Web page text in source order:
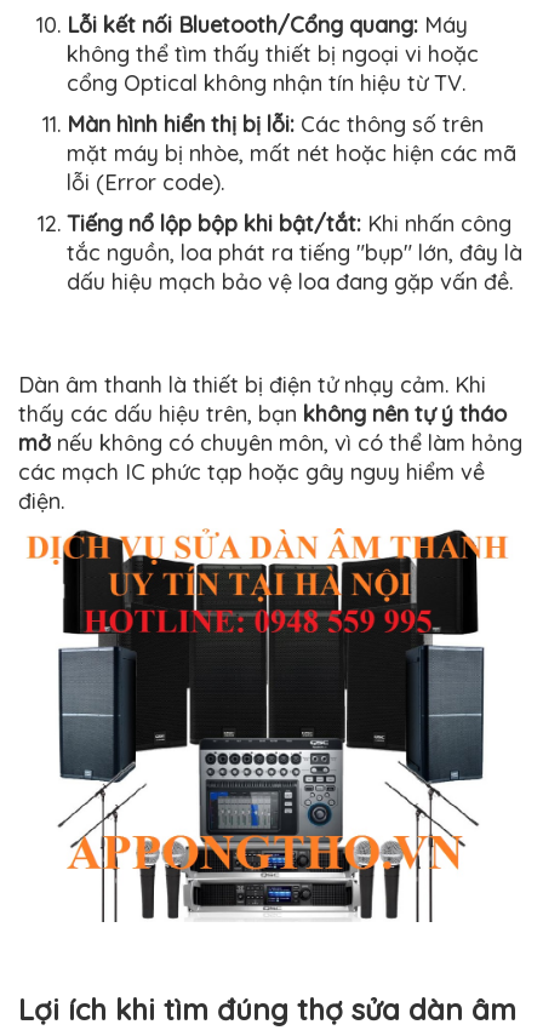
Lỗi kết nối Bluetooth/Cổng quang: Máy
không thể tìm thấy thiết bị ngoại vi hoặc
cổng Optical không nhận tín hiệu từ TV.
Màn hình hiển thị bị lỗi: Các thông số trên
mặt máy bị nhòe, mất nét hoặc hiện các mã
lỗi (Error code).
Tiếng nổ lộp bộp khi bật/tắt: Khi nhấn công
tắc nguồn, loa phát ra tiếng "bụp" lớn, đây là
dấu hiệu mạch bảo vệ loa đang gặp vấn đề.
Dàn âm thanh là thiết bị điện tử nhạy cảm. Khi
thấy các dấu hiệu trên, bạn không nên tự ý tháo
mở nếu không có chuyên môn, vì có thể làm hỏng
các mạch IC phức tạp hoặc gây nguy hiểm về
điện.
Lợi ích khi tìm đúng thợ sửa dàn âm